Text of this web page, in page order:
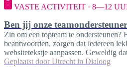
VASTE ACTIVITEIT · 8—12
Ben jij onze
Zin om een topteam te ondersteunen?
beantwoorden, zorgen dat iedereen
websitetekstje aanpassen. Geweldig
Geplaatst door Utrecht in Dialoog